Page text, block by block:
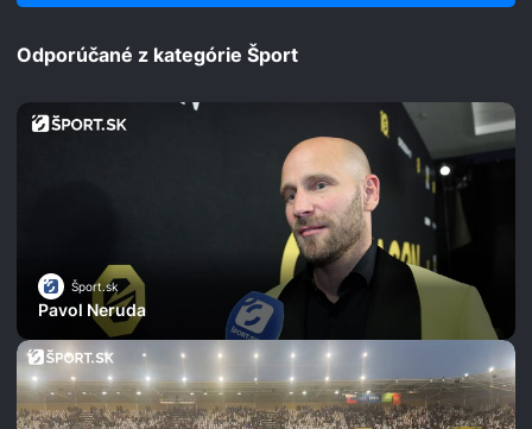
Odporúčané z kategórie Šport
Šport.sk
Pavol Neruda